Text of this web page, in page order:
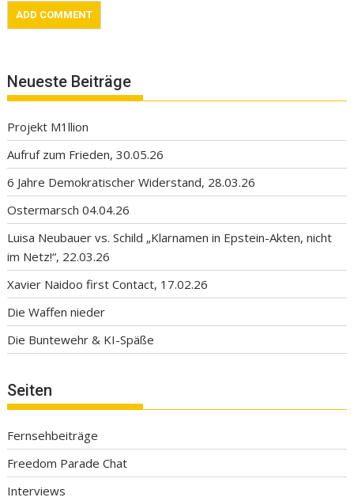
Neueste Beiträge
Projekt M1llion
Aufruf zum Frieden, 30.05.26
6 Jahre Demokratischer Widerstand, 28.03.26
Ostermarsch 04.04.26
Luisa Neubauer vs. Schild „Klarnamen in Epstein-Akten, nicht
im Netz!“, 22.03.26
Xavier Naidoo first Contact, 17.02.26
Die Waffen nieder
Die Buntewehr & KI-Späße
Seiten
Fernsehbeiträge
Freedom Parade Chat
Interviews